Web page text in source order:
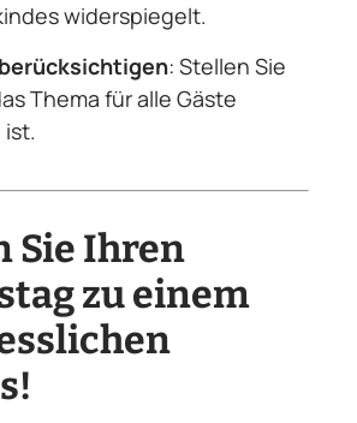
widerspiegelt.
: Stellen Sie
Thema für alle Gäste
Sie Ihren
zu einem